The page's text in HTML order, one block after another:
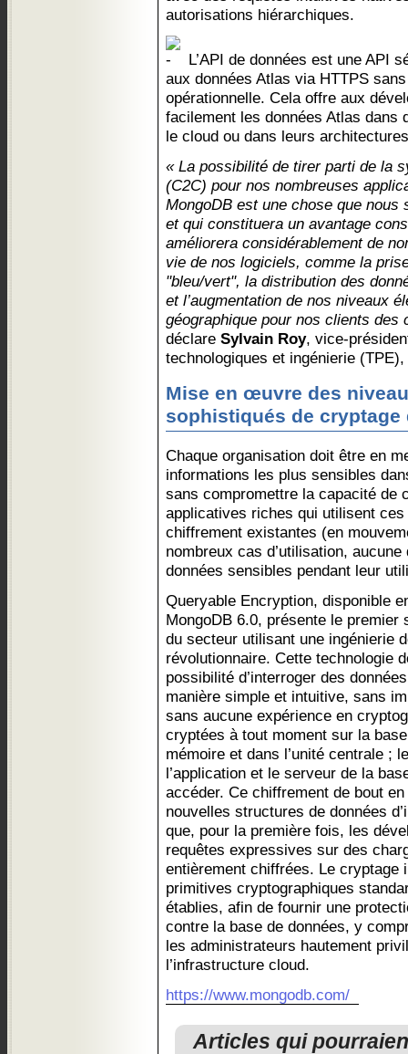
autorisations hiérarchiques.
L’API de données est une API
aux données Atlas via HTTPS
opérationnelle. Cela offre aux
facilement les données Atlas dans
le cloud ou dans leurs
« La possibilité de tirer parti de la
(C2C) pour nos nombreuses
MongoDB est une chose que nous
et qui constituera un avantage
améliorera considérablement de
vie de nos logiciels, comme la
"bleu/vert", la distribution des
et l’augmentation de nos niveaux
géographique pour nos clients des
déclare Sylvain Roy, vice-
technologiques et ingénierie
Mise en œuvre des
sophistiqués de cryptage
Chaque organisation doit être en
informations les plus sensibles
sans compromettre la capacité de
applicatives riches qui utilisent
chiffrement existantes (en
nombreux cas d’utilisation,
données sensibles pendant leur
Queryable Encryption, disponible
MongoDB 6.0, présente le
du secteur utilisant une ingénierie
révolutionnaire. Cette technologie
possibilité d’interroger des
manière simple et intuitive, sans
sans aucune expérience en
cryptées à tout moment sur la
mémoire et dans l’unité centrale ;
l’application et le serveur de la
accéder. Ce chiffrement de bout
nouvelles structures de données
que, pour la première fois, les
requêtes expressives sur des
entièrement chiffrées. Le cryptage
primitives cryptographiques
établies, afin de fournir une
contre la base de données, y
les administrateurs hautement
l’infrastructure cloud.
https://www.mongodb.com/
Articles qui